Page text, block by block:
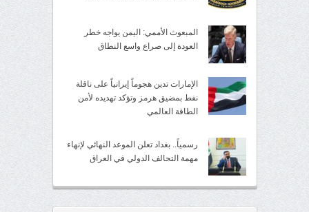
المبعوث الأممي: اليمن يواجه خطر
العودة إلى صراع واسع النطاق
الإمارات تدين هجوماً إيرانياً على ناقلة
نفط بمضيق هرمز وتؤكد تهديده لأمن
الطاقة العالمي
رسمياً.. بغداد تعلن الموعد النهائي لإنهاء
مهمة التحالف الدولي في العراق